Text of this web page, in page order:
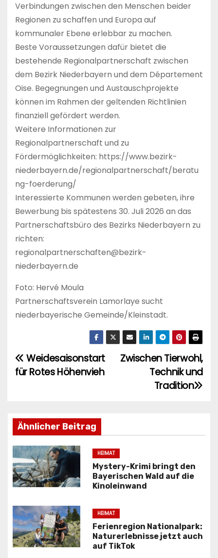
Verbindungen zwischen den Menschen beider
Regionen zu schaffen und Europa auf
kommunaler Ebene erlebbar zu machen.
Beste Voraussetzungen dafür bietet die
bestehende Regionalpartnerschaft zwischen
dem Bezirk Niederbayern und dem Département
Oise. Begegnungen und Austauschprojekte
können im Rahmen der geltenden Richtlinien
finanziell gefördert werden.
Weitere Informationen zur
Regionalpartnerschaft und zu
Fördermöglichkeiten: https://www.bezirk-
niederbayern.de/regionalpartnerschaft/beratu
ng-foerderung/
Interessierte Kommunen werden gebeten, ihre
Bewerbung bis spätestens 30. Juli 2026 an das
Partnerschaftsbüro des Bezirks Niederbayern zu
richten:
regionalpartnerschaften@bezirk-
niederbayern.de
Foto: Hervé Moula
Partnerschaftsverein Lamorlaye sucht
niederbayerische Gemeinde/Kleinstadt.
B
e
t
r
a
g
n
a
Zwischen Tierwohl,
Technik und
Tradition
Weidesaisonstart
für Rotes Höhenvieh
Ähnlicher Beitrag
HEIMAT
Mystery-Krimi bringt den
Bayerischen Wald auf die
Kinoleinwand
HEIMAT
Ferienregion Nationalpark:
Naturerlebnisse jetzt auch
auf TikTok